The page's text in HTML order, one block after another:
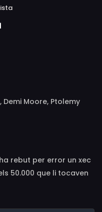
Demi Moore, Ptolemy
Geraldine Singer,
Ashe, Billy
Hesseman, Matt
Deare, Chad
Jillian Batherson,
Sergio Wolbers,
Malcolm, Miguel Angel
rebut per error un xec
50.000 que li tocaven
de viatge amb
sent fugitives.